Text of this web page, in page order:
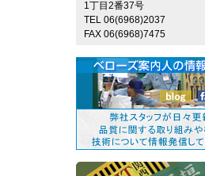
1丁目2番37号
TEL 06(6968)2037
FAX 06(6968)7475